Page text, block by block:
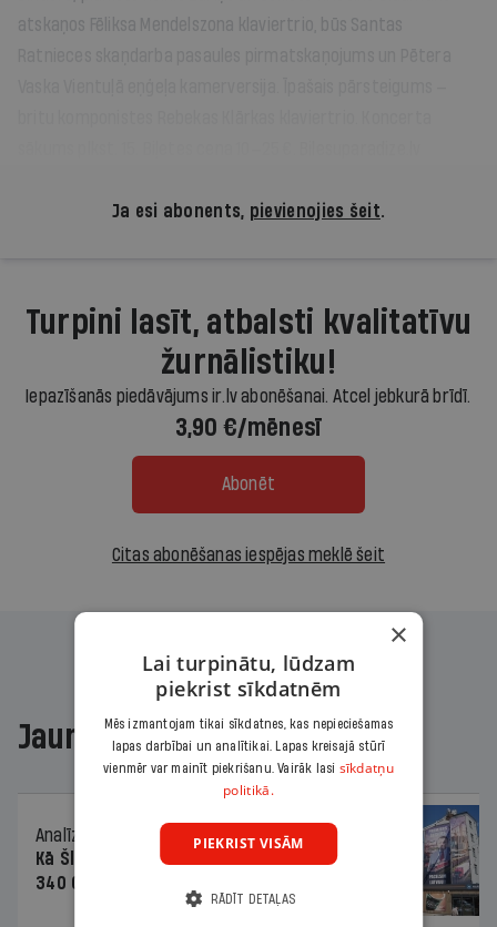
atskaņos Fēliksa Mendelszona klaviertrio, būs Santas
Ja esi abonents, pievienojies šeit.
Turpini lasīt, atbalsti kvalitatīvu
žurnālistiku!
Iepazīšanās piedāvājums ir.lv abonēšanai. Atcel jebkurā brīdī.
3,90 €/mēnesī
Abonēt
Citas abonēšanas iespējas meklē šeit
Jaunākajā žurnālā
Analīze
06.08.2026.
Kā Šlesera partija palika nesodīta par
340 000 vērtu reklāmas kampaņu
×
Lai turpinātu, lūdzam
piekrist sīkdatnēm
Mēs izmantojam tikai sīkdatnes, kas nepieciešamas
lapas darbībai un analītikai. Lapas kreisajā stūrī
vienmēr var mainīt piekrišanu. Vairāk lasi sīkdatņu
politikā.
PIEKRIST VISĀM
RĀDĪT DETAĻAS